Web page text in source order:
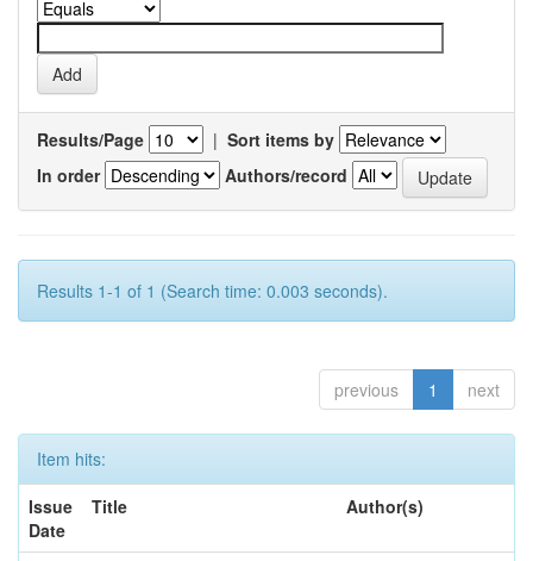
Results/Page | Sort items by
In order
Authors/record
Results 1-1 of 1 (Search time: 0.003 seconds).
previous 1 next
Item hits:
Issue
Date
Title Author(s)